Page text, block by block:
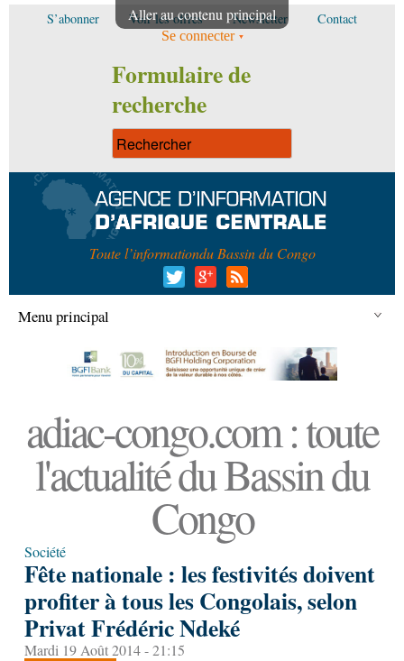
Aller au contenu principal
S’abonner Voir les offres Newsletter Contact
Se connecter
Formulaire de
recherche
Toute l’informationdu Bassin du Congo
Menu principal
adiac-congo.com : toute
l'actualité du Bassin du
Congo
Société
Fête nationale : les festivités doivent
profiter à tous les Congolais, selon
Privat Frédéric Ndeké
Mardi 19 Août 2014 - 21:15